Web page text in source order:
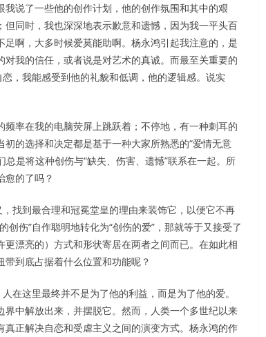
说了一些他的创作计划，他的创作氛围和其中的艰
同时，我也深深地表示歉意和遗憾，因为我一平头百
啊，大多时候爱莫能助啊。杨永鸿引起我注意的，是
我的信任，或者说是对艺术的真诚。而最至关重要的
，我能感受到他的礼貌和低调，他的逻辑感。说实
率在我的电脑荧屏上跳跃着；不停地，有一种刺耳的
的选择和决定都是基于一种大家所熟悉的“爱情无意
是将这种创伤与“缺失、伤害、遗憾”联系在一起。所
愈的了吗？
找到最合理和冠冕堂皇的理由来装饰它，以便它不再
伤”自作聪明地转化为“创伤的爱”，那就等于又接受了
漂亮的）方式和形状寄居在两者之间而已。在如此相
到底占据着什么位置和功能呢？
在这里最终并不是为了他的利益，而是为了他的爱。
中解放出来，并摆脱它。然而，人类一个多世纪以来
正解决自恋和受虐主义之间的演变方式。杨永鸿的作